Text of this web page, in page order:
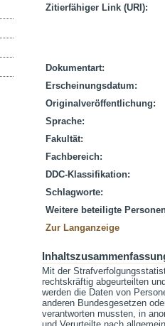
Zitierfähiger Link (URI):
Dokumentart:
Erscheinungsdatum:
Originalveröffentlichung:
Sprache:
Fakultät:
Fachbereich:
DDC-Klassifikation:
Schlagworte:
Weitere beteiligte
Zur Langanzeige
Mit der
rechtskräftig abgeurteilten
werden die Daten von
anderen Bundesgesetzen
verantworten mussten, in